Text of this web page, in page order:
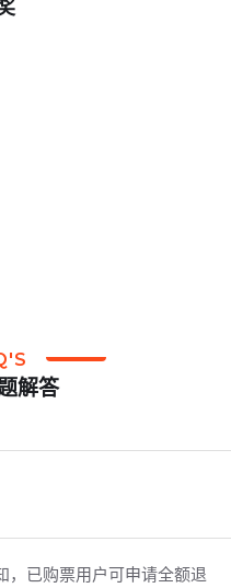
解答
，已购票用户可申请全额退